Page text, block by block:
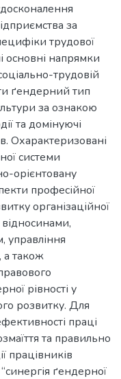
за
трудової
основні напрямки
трудовій
ґендерний тип
за ознакою
та домінуючі
Охарактеризовані
системи
орієнтовану
професійної
організаційної
управління
а також
рівності у
розвитку. Для
праці
та правильно
працівників
ґендерної